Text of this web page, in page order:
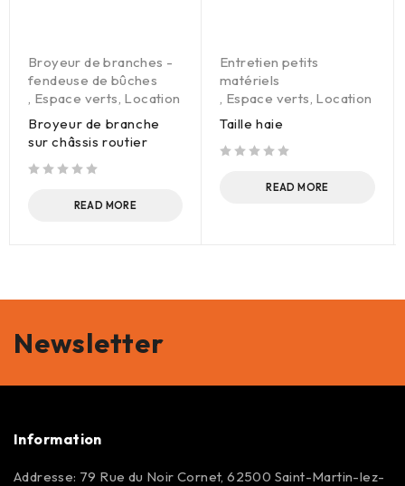
Broyeur de branches -
fendeuse de bûches
Espace verts Location
Broyeur de branche
sur châssis routier
READ MORE
Entretien petits
matériels
Espace verts Location
Taille haie
READ MORE
Newsletter
Information
Addresse: 79 Rue du Noir Cornet, 62500 Saint-Martin-lez-